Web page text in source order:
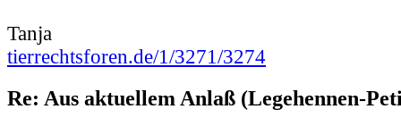
Tanja
tierrechtsforen.de/1/3271/3274
Re: Aus aktuellem Anlaß (Legehennen-